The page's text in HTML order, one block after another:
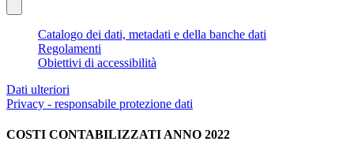
Catalogo dei dati, metadati e della banche dati
Regolamenti
Obiettivi di accessibilità
Dati ulteriori
Privacy - responsabile protezione dati
COSTI CONTABILIZZATI ANNO 2022